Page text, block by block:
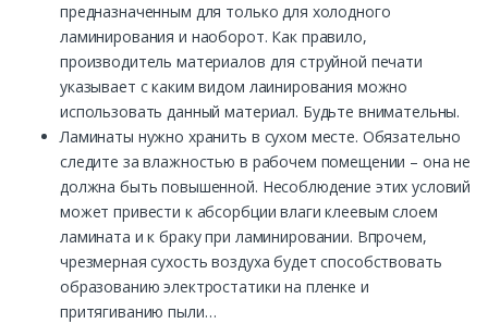
предназначенным для только для холодного
ламинирования и наоборот. Как правило,
производитель материалов для струйной печати
указывает с каким видом лаинирования можно
использовать данный материал. Будьте внимательны.
Ламинаты нужно хранить в сухом месте. Обязательно
следите за влажностью в рабочем помещении – она не
должна быть повышенной. Несоблюдение этих условий
может привести к абсорбции влаги клеевым слоем
ламината и к браку при ламинировании. Впрочем,
чрезмерная сухость воздуха будет способствовать
образованию электростатики на пленке и
притягиванию пыли…